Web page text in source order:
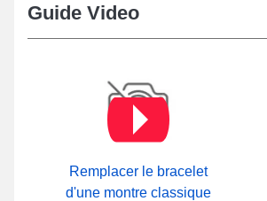
Guide Video
Remplacer le bracelet
d'une montre classique